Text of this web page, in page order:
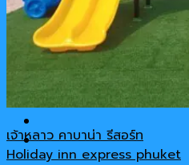
Cart
No products in the cart.
เจ้าหลาว คาบาน่า รีสอร์ท
Holiday inn express phuket